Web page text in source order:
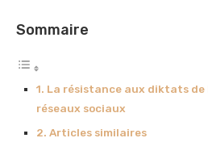
Sommaire
La résistance aux diktats de
réseaux sociaux
Articles similaires